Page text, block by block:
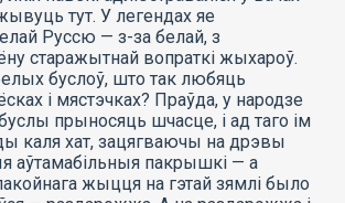
тут. У легендах яе
Руссю — з-за белай, з
старажытнай вопраткі жыхароў.
буслоў, што так любяць
і мястэчках? Праўда, у народзе
прыносяць шчасце, і ад таго ім
каля хат, зацягваючы на дрэвы
аўтамабільныя пакрышкі — а
жыцця на гэтай зямлі было